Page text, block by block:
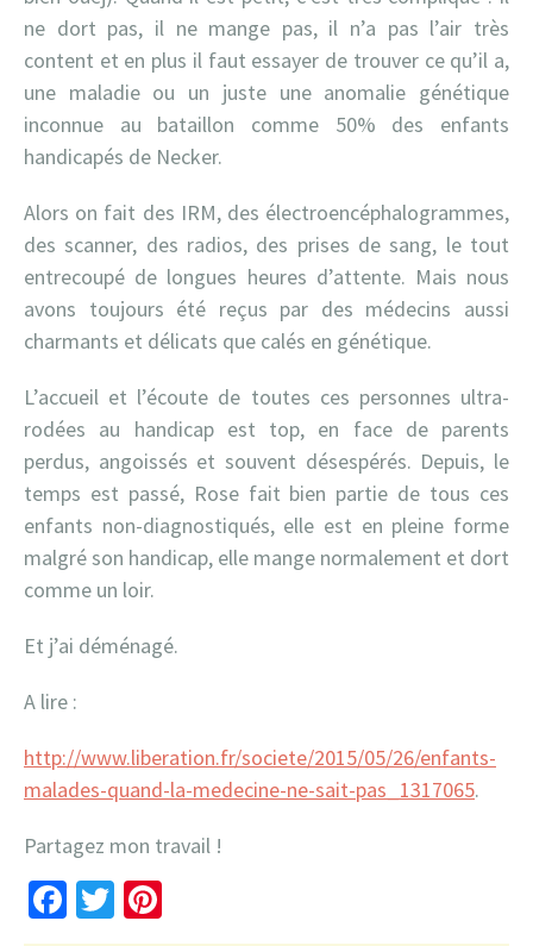
ne dort pas, il ne mange pas, il n’a pas l’air très
content et en plus il faut essayer de trouver ce qu’il a,
une maladie ou un juste une anomalie génétique
inconnue au bataillon comme 50% des enfants
handicapés de Necker.
Alors on fait des IRM, des électroencéphalogrammes,
des scanner, des radios, des prises de sang, le tout
entrecoupé de longues heures d’attente. Mais nous
avons toujours été reçus par des médecins aussi
charmants et délicats que calés en génétique.
L’accueil et l’écoute de toutes ces personnes ultra-
rodées au handicap est top, en face de parents
perdus, angoissés et souvent désespérés. Depuis, le
temps est passé, Rose fait bien partie de tous ces
enfants non-diagnostiqués, elle est en pleine forme
malgré son handicap, elle mange normalement et dort
comme un loir.
Et j’ai déménagé.
A lire :
http://www.liberation.fr/societe/2015/05/26/enfants-
malades-quand-la-medecine-ne-sait-pas_1317065.
Partagez mon travail !
Facebook
Twitter